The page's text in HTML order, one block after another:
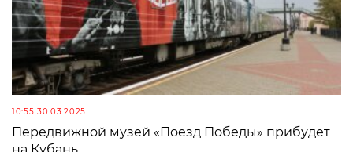
10:55 30.03.2025
Передвижной музей «Поезд Победы» прибудет